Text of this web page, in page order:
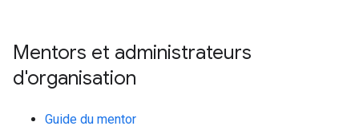
Mentors et administrateurs
d'organisation
Guide du mentor